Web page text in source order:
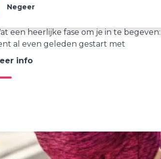
Negeerto Mpower: Jouw route naar
een heerlijke fase om je in te
al even geleden gestart met
info